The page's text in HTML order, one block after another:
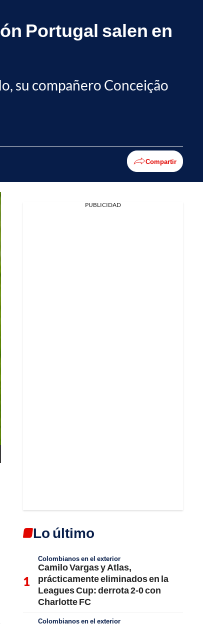
Portugal salen en
su compañero Conceição
Compartir
PUBLICIDAD
Lo último
Colombianos en el exterior
Camilo Vargas y Atlas,
prácticamente eliminados en la
Leagues Cup: derrota 2-0 con
Charlotte FC
Colombianos en el exterior